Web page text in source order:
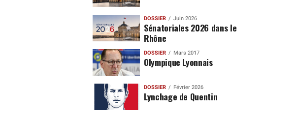
DOSSIER Juin 2026
Sénatoriales 2026 dans le
Rhône
DOSSIER Mars 2017
Olympique Lyonnais
DOSSIER Février 2026
Lynchage de Quentin